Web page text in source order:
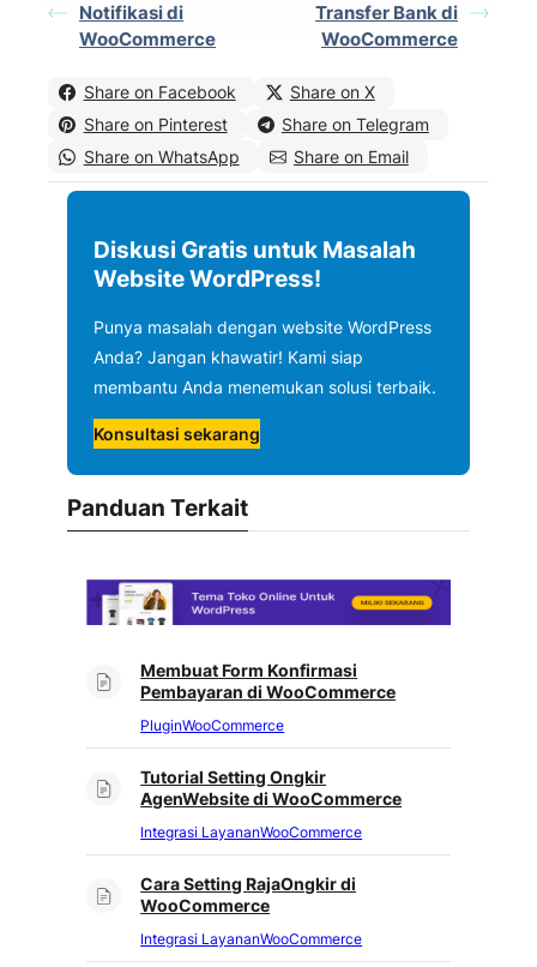
Notifikasi di
WooCommerce
Transfer Bank di
WooCommerce
Share on Facebook
Share on X
Share on Pinterest
Share on Telegram
Share on WhatsApp
Share on Email
Diskusi Gratis untuk Masalah
Website WordPress!
Punya masalah dengan website WordPress
Anda? Jangan khawatir! Kami siap
membantu Anda menemukan solusi terbaik.
Konsultasi sekarang
Panduan Terkait
Membuat Form Konfirmasi
Pembayaran di WooCommerce
PluginWooCommerce
Tutorial Setting Ongkir
AgenWebsite di WooCommerce
Integrasi LayananWooCommerce
Cara Setting RajaOngkir di
WooCommerce
Integrasi LayananWooCommerce